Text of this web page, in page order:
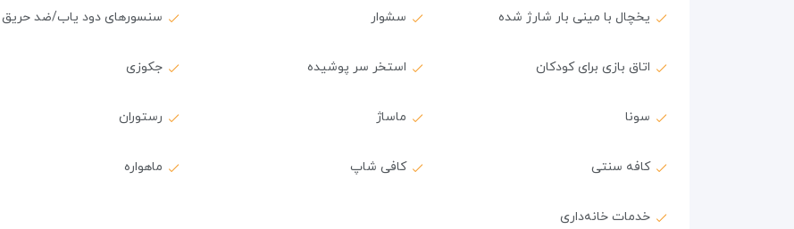
یخچال با مینی بار شارژ شده سشوار سنسورهای دود یاب/ضد حریق
اتاق بازی برای کودکان استخر سر پوشیده جکوزی
سونا ماساژ رستوران
کافه سنتی کافی شاپ ماهواره
خدمات خانه‌داری